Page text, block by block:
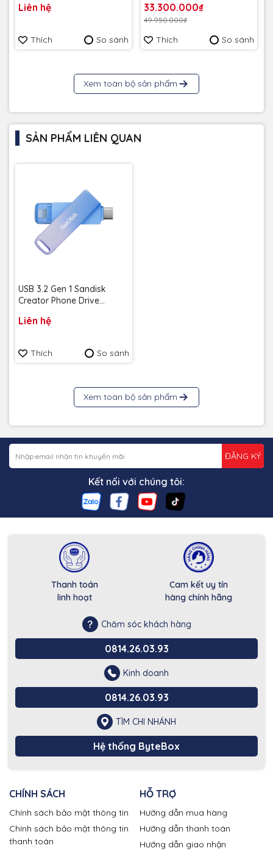
G46 - Bảo hành 5 năm
Liên hệ
Thích So sánh
SDSSDT40C-8T00-A25 -
Bảo Hành 3 năm
33.300.000₫
49.950.000₫
Thích So sánh
Xem toàn bộ sản phẩm
SẢN PHẨM LIÊN QUAN
USB 3.2 Gen 1 Sandisk
Creator Phone Drive
Lightning SDIXD0N-256G-
Liên hệ
Thích So sánh
Xem toàn bộ sản phẩm
ĐĂNG KÝ
Kết nối với chúng tôi:
Thanh toán
linh hoạt
Cam kết uy tín
hàng chính hãng
Chăm sóc khách hàng
0814.26.03.93
Kinh doanh
0814.26.03.93
TÌM CHI NHÁNH
Hệ thống ByteBox
CHÍNH SÁCH
Chính sách bảo mật thông tin
Chính sách bảo mật thông tin
thanh toán
HỖ TRỢ
Hướng dẫn mua hàng
Hướng dẫn thanh toán
Hướng dẫn giao nhận